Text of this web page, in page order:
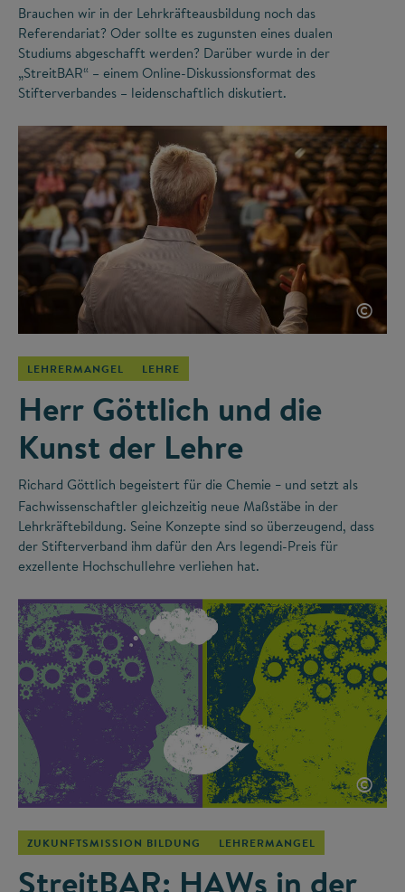
Brauchen wir in der Lehrkräfteausbildung noch das
Referendariat? Oder sollte es zugunsten eines dualen
Studiums abgeschafft werden? Darüber wurde in der
„StreitBAR“ – einem Online-Diskussionsformat des
Stifterverbandes – leidenschaftlich diskutiert.
©
LEHRERMANGEL LEHRE
Herr Göttlich und die
Kunst der Lehre
Richard Göttlich begeistert für die Chemie – und setzt als
Fachwissenschaftler gleichzeitig neue Maßstäbe in der
Lehrkräftebildung. Seine Konzepte sind so überzeugend, dass
der Stifterverband ihm dafür den Ars legendi-Preis für
exzellente Hochschullehre verliehen hat.
©
ZUKUNFTSMISSION BILDUNG LEHRERMANGEL
StreitBAR: HAWs in der